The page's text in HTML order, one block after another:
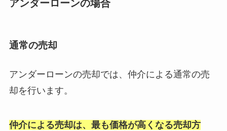
アンダーローンの場合
通常の売却
アンダーローンの売却では、仲介による通常の売
却を行います。
仲介による売却は、最も価格が高くなる売却方